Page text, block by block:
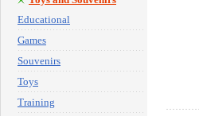
Educational
Games
Souvenirs
Toys
Training